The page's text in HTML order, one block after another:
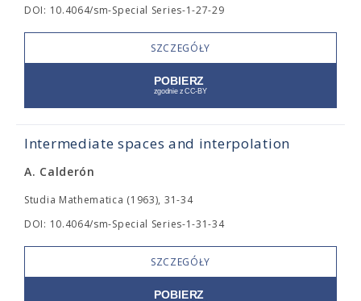
DOI: 10.4064/sm-Special Series-1-27-29
SZCZEGÓŁY
Intermediate spaces and interpolation
A. Calderón
Studia Mathematica (1963), 31-34
DOI: 10.4064/sm-Special Series-1-31-34
SZCZEGÓŁY